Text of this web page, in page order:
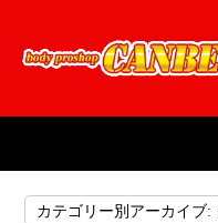
カテゴリー別アーカイブ: